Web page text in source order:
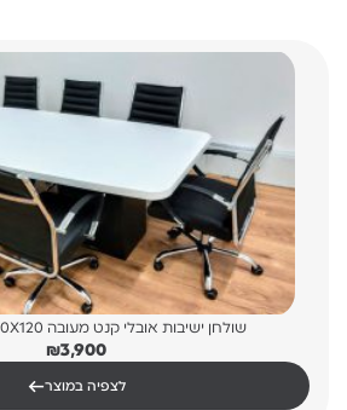
שולחן ישיבות אובלי קנט מעובה 240X120 רגלי קופסא
₪3,900
←לצפיה במוצר